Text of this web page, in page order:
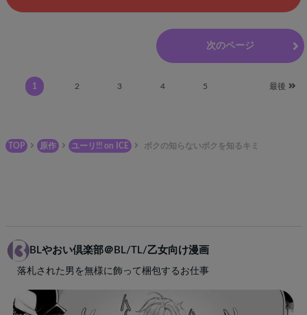
次のページ
1 2 3 4 5 最後
TOP 原作 ユーリ!!! on ICE ボクの知らないボクを知るキミ
BLやおい倶楽部＠BL/TL/乙女向け漫画
落札された男を無様に飾って梱包するお仕事